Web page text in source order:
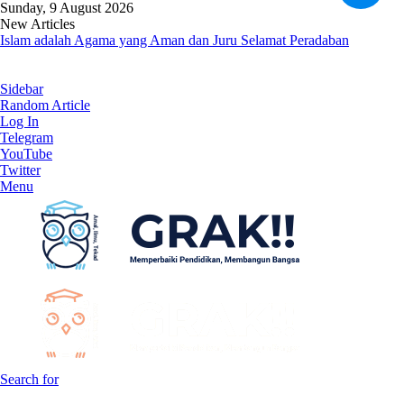
Sunday, 9 August 2026
New Articles
Islam adalah Agama yang Aman dan Juru Selamat Peradaban
Sidebar
Random Article
Log In
Telegram
YouTube
Twitter
Menu
Search for